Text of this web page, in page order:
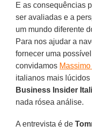
E as consequências
ser avaliadas e a
um mundo diferente
Para nos ajudar a
fornecer uma
convidamos
italianos mais
Business Insider
nada rósea análise.
A entrevista é de